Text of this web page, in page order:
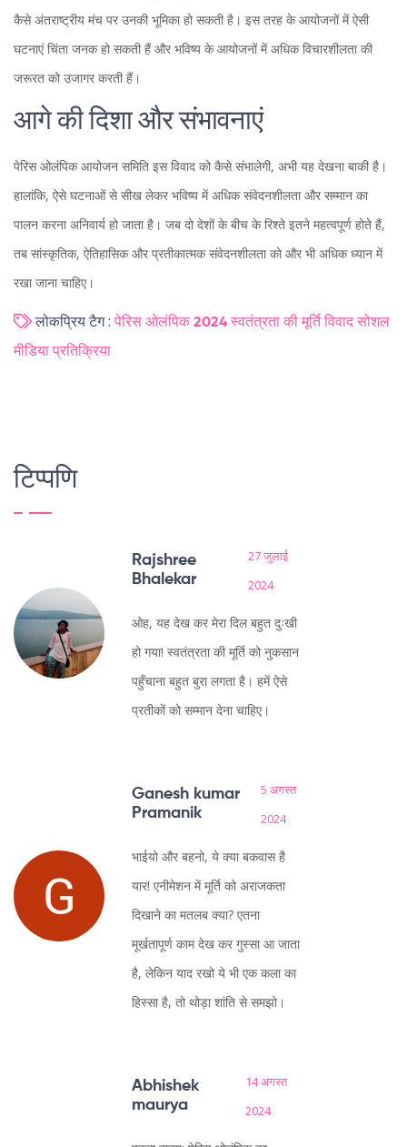
कैसे अंतराष्ट्रीय मंच पर उनकी भूमिका हो सकती है। इस तरह के आयोजनों में ऐसी
घटनाएं चिंता जनक हो सकती हैं और भविष्य के आयोजनों में अधिक विचारशीलता की
जरूरत को उजागर करती हैं।
आगे की दिशा और संभावनाएं
पेरिस ओलंपिक आयोजन समिति इस विवाद को कैसे संभालेगी, अभी यह देखना बाकी है।
हालांकि, ऐसे घटनाओं से सीख लेकर भविष्य में अधिक संवेदनशीलता और सम्मान का
पालन करना अनिवार्य हो जाता है। जब दो देशों के बीच के रिश्ते इतने महत्वपूर्ण होते हैं,
तब सांस्कृतिक, ऐतिहासिक और प्रतीकात्मक संवेदनशीलता को और भी अधिक ध्यान में
रखा जाना चाहिए।
लोकप्रिय टैग : पेरिस ओलंपिक 2024 स्वतंत्रता की मूर्ति विवाद सोशल
मीडिया प्रतिक्रिया
टिप्पणि
Rajshree
Bhalekar
27 जुलाई
2024
ओह, यह देख कर मेरा दिल बहुत दुःखी
हो गया! स्वतंत्रता की मूर्ति को नुकसान
पहुँचाना बहुत बुरा लगता है। हमें ऐसे
प्रतीकों को सम्मान देना चाहिए।
Ganesh kumar
Pramanik
5 अगस्त
2024
भाईयो और बहनो, ये क्या बकवास है
यार! एनीमेशन में मूर्ति को अराजकता
दिखाने का मतलब क्या? एतना
मूर्खतापूर्ण काम देख कर गुस्सा आ जाता
है, लेकिन याद रखो ये भी एक कला का
हिस्सा है, तो थोड़ा शांति से समझो।
Abhishek
maurya
14 अगस्त
2024